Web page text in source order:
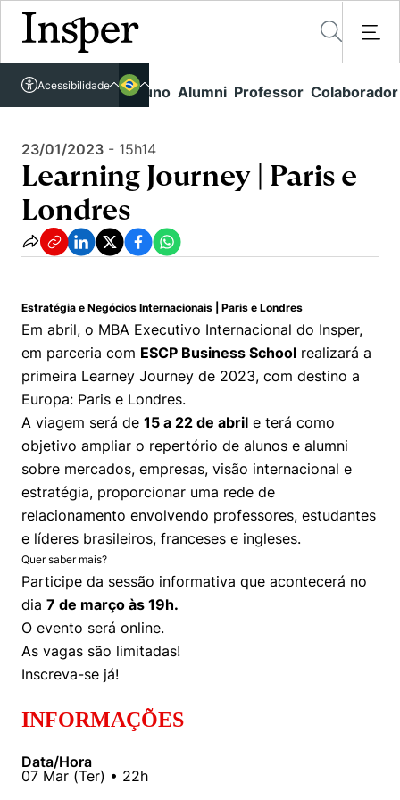
Links rápidos Aluno Alumni Professor Colaborador
Acessibilidade
Acessível em libras
Vestibular
Graduação
Todas as Engenharias
Engenharia de Computação
Engenharia de Produção
Engenharia Mecânica
Engenharia Mecatrônica
Pós-Graduação
Direito
Economia
Finanças
Negócios
Educação Executiva
Quem Somos
Campus
Student Life
Núcleo de Carreiras
Hub de Inovação e Empreendedorismo
Como funciona
Prêmio Duda Ermírio de Moraes
Como funciona
Resolução Eficaz de Problemas
Oportunidade de Negócios
Women in Action
Trabalhe conosco
Sala de Imprensa
Comunidade Transforme
Missão
Lista de doadores
Pesquisa
Centros de Conhecimento
Cátedras
Centro de Dados e IA
Biblioteca Telles
Repositório Institucional
Pesquisa na Graduação
Seminários Acadêmicos
Comitê de Ética em Pesquisa
Carreiras e Cursos
Eventos
Newsletters
Notícias
Youtube
Instagram
Linkedin
Unidades Acadêmicas
Gestão e Economia
Engenharia e Ciência da Computação
Direito
Corpo Docente
Busca por docentes
Áreas de Conhecimento
Prêmios de Excelência
Ensino e aprendizagem
Fale Conosco
Atendimento
Visite o Insper
Canal de Ética
Ouvidoria
Portal da Privacidade
Insper - Home Page\Agenda de Eventos - arquivo \
Learning Journey | Paris e Londres
23/01/2023 - 15h14
Learning Journey | Paris e
Londres
Estratégia e Negócios Internacionais | Paris e Londres
Em abril, o MBA Executivo Internacional do Insper,
em parceria com ESCP Business School realizará a
primeira Learney Journey de 2023, com destino a
Europa: Paris e Londres.
A viagem será de 15 a 22 de abril e terá como
objetivo ampliar o repertório de alunos e alumni
sobre mercados, empresas, visão internacional e
estratégia, proporcionar uma rede de
relacionamento envolvendo professores, estudantes
e líderes brasileiros, franceses e ingleses.
Quer saber mais?
Participe da sessão informativa que acontecerá no
dia 7 de março às 19h.
O evento será online.
As vagas são limitadas!
Inscreva-se já!
INFORMAÇÕES
Data/Hora
07 Mar (Ter) • 22h